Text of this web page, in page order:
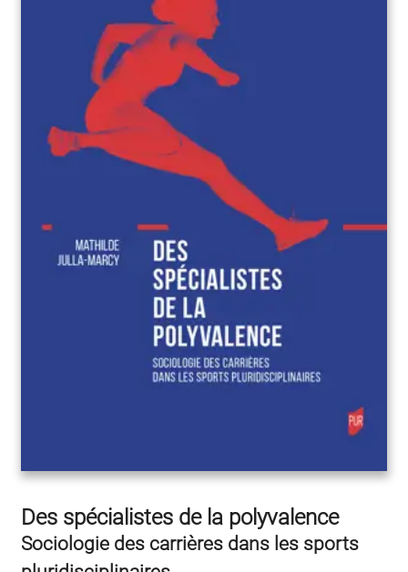
Des spécialistes de la polyvalence
Sociologie des carrières dans les sports